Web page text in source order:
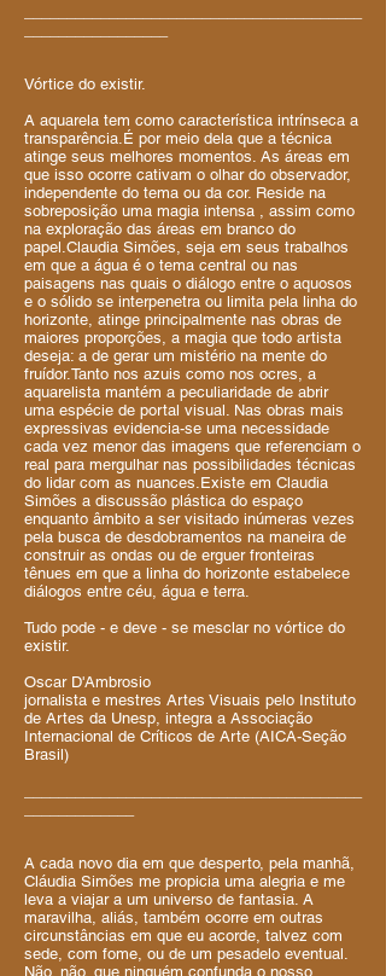
Vórtice do existir.
A aquarela tem como característica intrínseca a
transparência.É por meio dela que a técnica
atinge seus melhores momentos. As áreas em
que isso ocorre cativam o olhar do observador,
independente do tema ou da cor. Reside na
sobreposição uma magia intensa , assim como
na exploração das áreas em branco do
papel.Claudia Simões, seja em seus trabalhos
em que a água é o tema central ou nas
paisagens nas quais o diálogo entre o aquosos
e o sólido se interpenetra ou limita pela linha do
horizonte, atinge principalmente nas obras de
maiores proporções, a magia que todo artista
deseja: a de gerar um mistério na mente do
fruídor.Tanto nos azuis como nos ocres, a
aquarelista mantém a peculiaridade de abrir
uma espécie de portal visual. Nas obras mais
expressivas evidencia-se uma necessidade
cada vez menor das imagens que referenciam o
real para mergulhar nas possibilidades técnicas
do lidar com as nuances.Existe em Claudia
Simões a discussão plástica do espaço
enquanto âmbito a ser visitado inúmeras vezes
pela busca de desdobramentos na maneira de
construir as ondas ou de erguer fronteiras
tênues em que a linha do horizonte estabelece
diálogos entre céu, água e terra.
Tudo pode - e deve - se mesclar no vórtice do
existir.
Oscar D'Ambrosio
jornalista e mestres Artes Visuais pelo Instituto
de Artes da Unesp, integra a Associação
Internacional de Críticos de Arte (AICA-Seção
Brasil)
A cada novo dia em que desperto, pela manhã,
Cláudia Simões me propicia uma alegria e me
leva a viajar a um universo de fantasia. A
maravilha, aliás, também ocorre em outras
circunstâncias em que eu acorde, talvez com
sede, com fome, ou de um pesadelo eventual.
Não, não, que ninguém confunda o nosso